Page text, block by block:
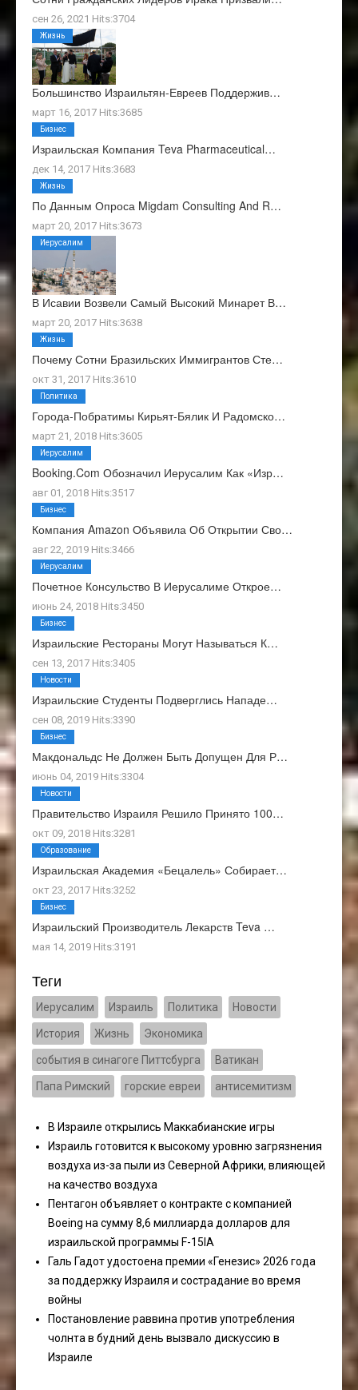
сен 26, 2021 Hits:3704
Большинство Израильтян-Евреев Поддержив…
март 16, 2017 Hits:3685
Жизнь
Израильская Компания Teva Pharmaceutical…
дек 14, 2017 Hits:3683
Бизнес
По Данным Опроса Migdam Consulting And R…
март 20, 2017 Hits:3673
Жизнь
В Исавии Возвели Самый Высокий Минарет В…
март 20, 2017 Hits:3638
Иерусалим
Почему Сотни Бразильских Иммигрантов Сте…
окт 31, 2017 Hits:3610
Жизнь
Города-Побратимы Кирьят-Бялик И Радомско…
март 21, 2018 Hits:3605
Политика
Booking.com Обозначил Иерусалим Как «изр…
авг 01, 2018 Hits:3517
Иерусалим
Компания Amazon Объявила Об Открытии Сво…
авг 22, 2019 Hits:3466
Бизнес
Почетное Консульство В Иерусалиме Открое…
июнь 24, 2018 Hits:3450
Иерусалим
Израильские Рестораны Могут Называться К…
сен 13, 2017 Hits:3405
Бизнес
Израильские Студенты Подверглись Нападе…
сен 08, 2019 Hits:3390
Новости
Макдональдс Не Должен Быть Допущен Для Р…
июнь 04, 2019 Hits:3304
Бизнес
Правительство Израиля Решило Принято 100…
окт 09, 2018 Hits:3281
Новости
Израильская Академия «Бецалель» Собирает…
окт 23, 2017 Hits:3252
Образование
Израильский Производитель Лекарств Teva …
мая 14, 2019 Hits:3191
Бизнес
Теги
Иерусалим Израиль Политика Новости
История Жизнь Экономика
события в синагоге Питтсбурга Ватикан
Папа Римский горские евреи антисемитизм
В Израиле открылись Маккабианские игры
Израиль готовится к высокому уровню загрязнения
воздуха из-за пыли из Северной Африки, влияющей
на качество воздуха
Пентагон объявляет о контракте с компанией
Boeing на сумму 8,6 миллиарда долларов для
израильской программы F-15IA
Галь Гадот удостоена премии «Генезис» 2026 года
за поддержку Израиля и сострадание во время
войны
Постановление раввина против употребления
чолнта в будний день вызвало дискуссию в
Израиле